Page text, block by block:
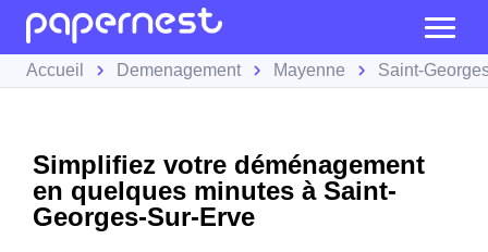
Accueil Demenagement Mayenne Saint-